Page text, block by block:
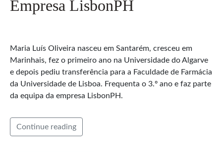
Empresa LisbonPH
Maria Luís Oliveira nasceu em Santarém, cresceu em
Marinhais, fez o primeiro ano na Universidade do Algarve
e depois pediu transferência para a Faculdade de Farmácia
da Universidade de Lisboa. Frequenta o 3.º ano e faz parte
da equipa da empresa LisbonPH.
Continue reading